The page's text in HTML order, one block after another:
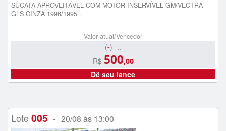
SUCATA APROVEITÁVEL COM MOTOR INSERVÍVEL GM/VECTRA
GLS CINZA 1996/1995..
Valor atual/Vencedor
(-) -..
R$ 500,00
Dê seu lance
Lote 005 - 20/08 às 13:00